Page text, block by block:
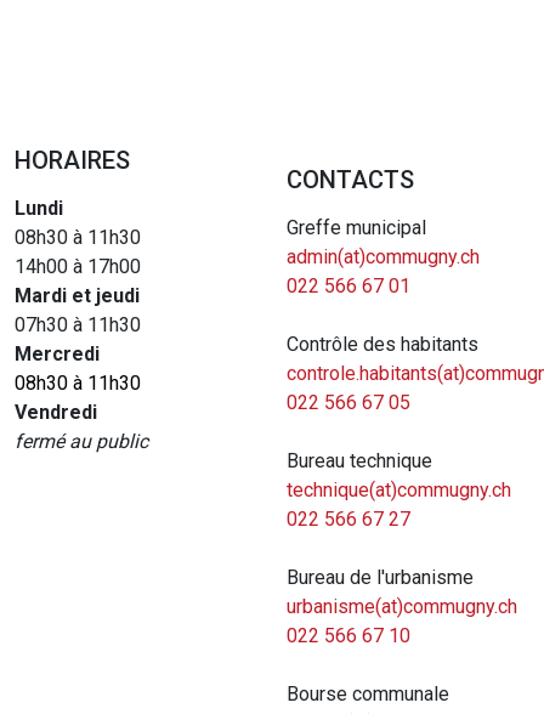
HORAIRES
Lundi
08h30 à 11h30
14h00 à 17h00
Mardi et jeudi
07h30 à 11h30
Mercredi
08h30 à 11h30
Vendredi
fermé au public
CONTACTS
Greffe municipal
admin(at)commugny.ch
022 566 67 01
Contrôle des habitants
022 566 67 05
Bureau technique
technique(at)commugny.ch
022 566 67 27
Bureau de l'urbanisme
urbanisme(at)commugny.ch
022 566 67 10
Bourse communale